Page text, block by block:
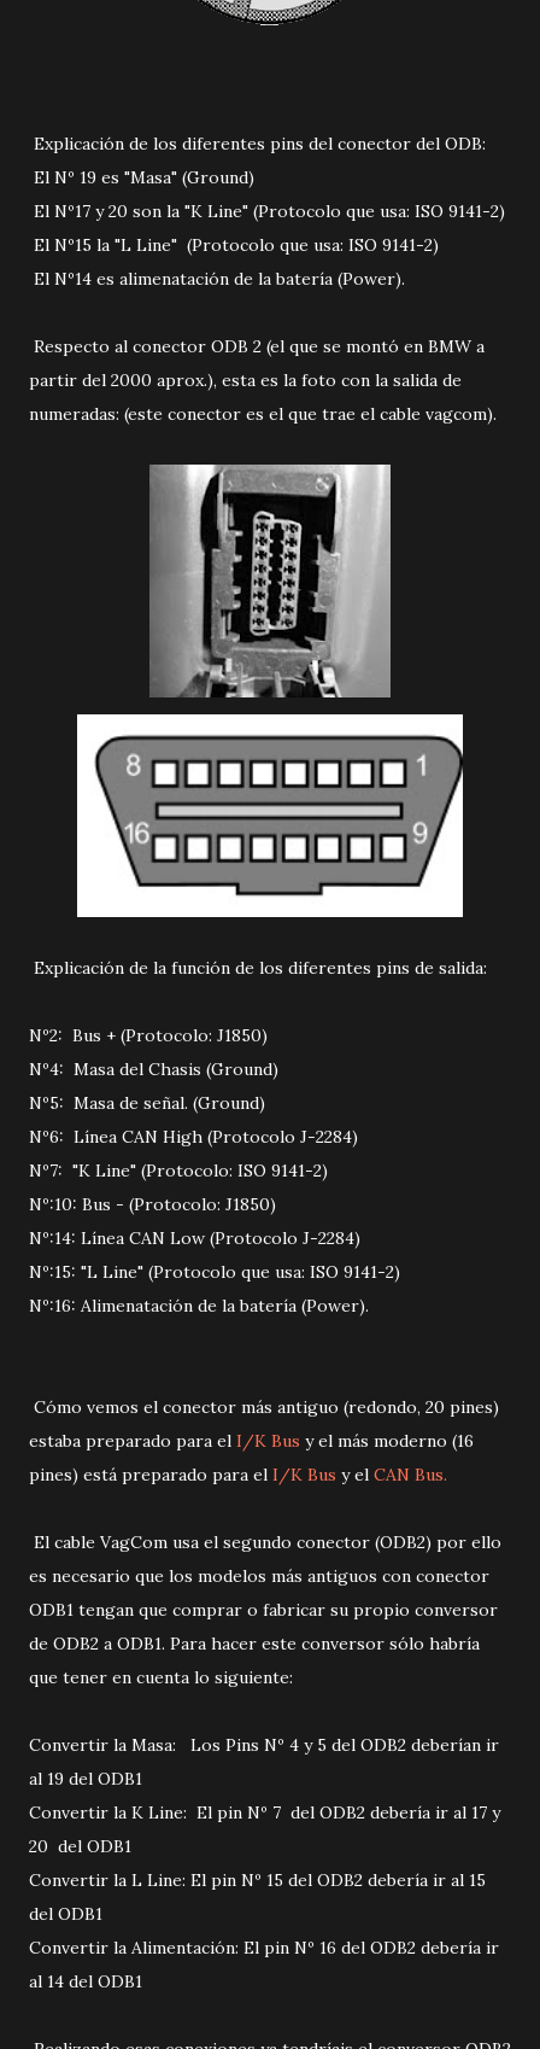
Explicación de los diferentes pins del conector del ODB:
El Nº 19 es "Masa" (Ground)
El Nº17 y 20 son la "K Line" (Protocolo que usa: ISO 9141-2)
El Nº15 la "L Line" (Protocolo que usa: ISO 9141-2)
El Nº14 es alimenatación de la batería (Power).
Respecto al conector ODB 2 (el que se montó en BMW a
partir del 2000 aprox.), esta es la foto con la salida de
numeradas: (este conector es el que trae el cable vagcom).
Explicación de la función de los diferentes pins de salida:
Nº2: Bus + (Protocolo: J1850)
Nº4: Masa del Chasis (Ground)
Nº5: Masa de señal. (Ground)
Nº6: Línea CAN High (Protocolo J-2284)
Nº7: "K Line" (Protocolo: ISO 9141-2)
Nº:10: Bus - (Protocolo: J1850)
Nº:14: Línea CAN Low (Protocolo J-2284)
Nº:15: "L Line" (Protocolo que usa: ISO 9141-2)
Nº:16: Alimenatación de la batería (Power).
Cómo vemos el conector más antiguo (redondo, 20 pines)
estaba preparado para el I/K Bus y el más moderno (16
pines) está preparado para el I/K Bus y el CAN Bus.
El cable VagCom usa el segundo conector (ODB2) por ello
es necesario que los modelos más antiguos con conector
ODB1 tengan que comprar o fabricar su propio conversor
de ODB2 a ODB1. Para hacer este conversor sólo habría
que tener en cuenta lo siguiente:
Convertir la Masa: Los Pins Nº 4 y 5 del ODB2 deberían ir
al 19 del ODB1
Convertir la K Line: El pin Nº 7 del ODB2 debería ir al 17 y
20 del ODB1
Convertir la L Line: El pin Nº 15 del ODB2 debería ir al 15
del ODB1
Convertir la Alimentación: El pin Nº 16 del ODB2 debería ir
al 14 del ODB1